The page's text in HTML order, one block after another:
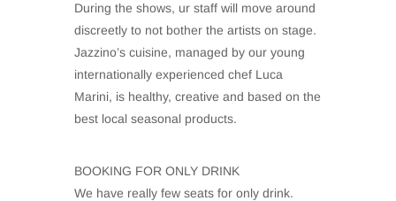
During the shows, ur staff will move around
discreetly to not bother the artists on stage.
Jazzino’s cuisine, managed by our young
internationally experienced chef Luca
Marini, is healthy, creative and based on the
best local seasonal products.
BOOKING FOR ONLY DRINK
We have really few seats for only drink.